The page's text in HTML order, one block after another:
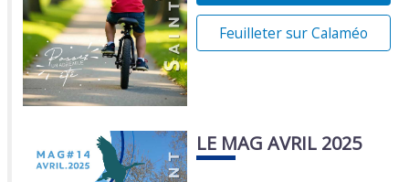
Feuilleter sur Calaméo
LE MAG AVRIL 2025